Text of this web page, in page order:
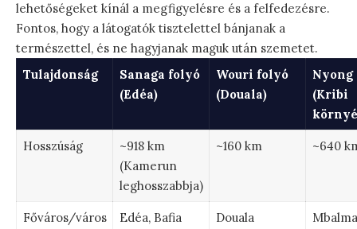
lehetőségeket kínál a megfigyelésre és a felfedezésre.
Fontos, hogy a látogatók tisztelettel bánjanak a
természettel, és ne hagyjanak maguk után szemetet.
Tulajdonság
Sanaga folyó
(Edéa)
Wouri folyó
(Douala)
(Kribi
Hosszúság
~918 km
(Kamerun
leghosszabbja)
~160 km ~640
Főváros/város
Edéa, Bafia Douala